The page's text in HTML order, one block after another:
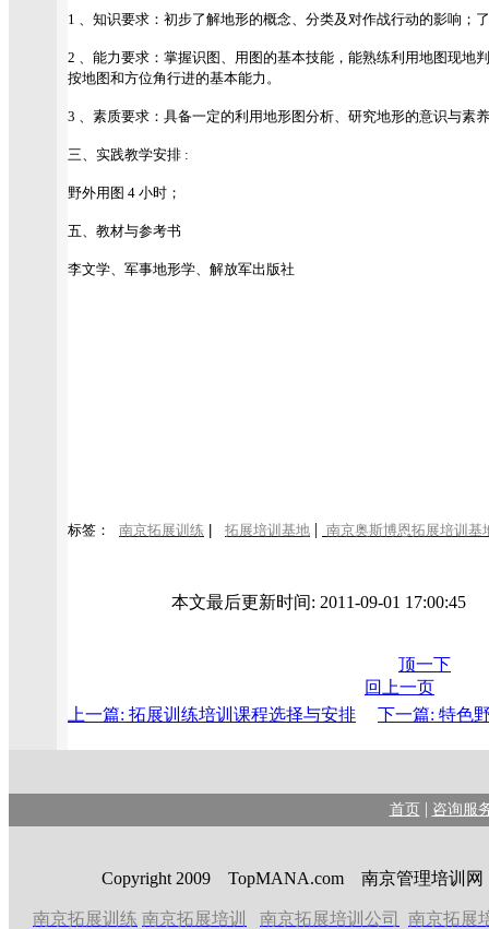
1 、知识要求：初步了解地形的概念、分类及对作战行动的影响；
2 、能力要求：掌握识图、用图的基本技能，能熟练利用地图现地
按地图和方位角行进的基本能力。
3 、素质要求：具备一定的利用地形图分析、研究地形的意识与素
三、实践教学安排 :
野外用图 4 小时；
五、教材与参考书
李文学、军事地形学、解放军出版社
标签： 南京拓展训练 拓展培训基地 | 南京奥斯博恩拓展培训基
本文最后更新时间: 2011-09-01
顶一下
回上一页
上一篇: 拓展训练培训课程选择与安排
下一篇: 特色
首页 | 咨询服
Copyright 2009 TopMANA.com 南京管理培训网
南京拓展训练 南京拓展培训 南京拓展培训公司
南京拓展